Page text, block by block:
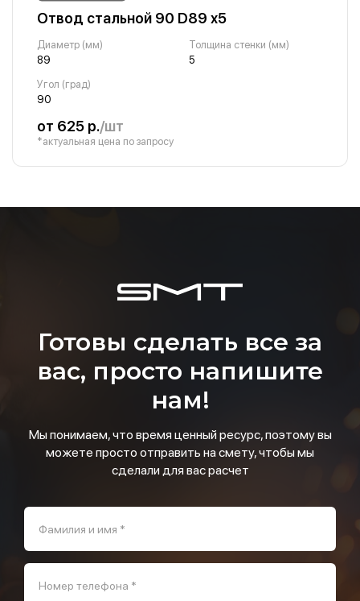
Отвод стальной 90 D89 х5
Диаметр (мм)
89
Толщина стенки (мм)
5
Угол (град)
90
от 625 р./шт
*актуальная цена по запросу
Готовы сделать все за
вас, просто напишите
нам!
Мы понимаем, что время ценный ресурс, поэтому вы
можете просто отправить на смету, чтобы мы
сделали для вас расчет
Фамилия и имя *
Номер телефона *